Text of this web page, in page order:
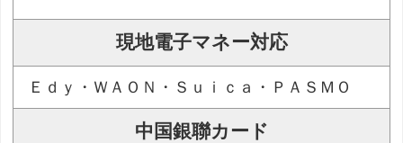
現地電子マネー対応
Ｅｄｙ・ＷＡＯＮ・Ｓｕｉｃａ・ＰＡＳＭＯ
中国銀聯カード